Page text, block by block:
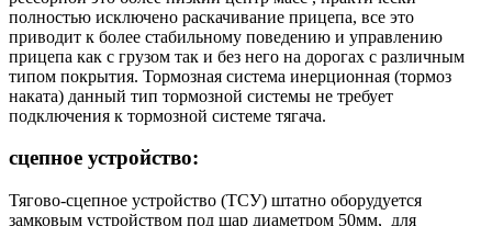
полностью исключено раскачивание прицепа, все это
приводит к более стабильному поведению и управлению
прицепа как с грузом так и без него на дорогах с различным
типом покрытия. Тормозная система инерционная (тормоз
наката) данный тип тормозной системы не требует
подключения к тормозной системе тягача.
сцепное устройство:
Тягово-сцепное устройство (ТСУ) штатно оборудуется
замковым устройством под шар диаметром 50мм, для